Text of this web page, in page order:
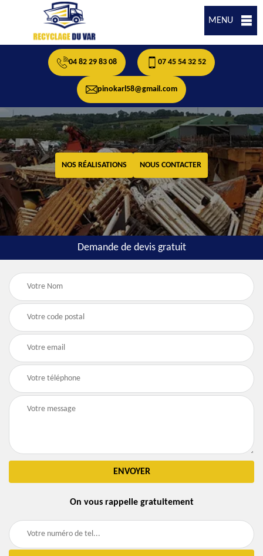
MENU
04 82 29 83 08 07 45 54 32 52
pinokarl58@gmail.com
NOS RÉALISATIONS NOUS CONTACTER
Demande de devis gratuit
On vous rappelle gratuitement